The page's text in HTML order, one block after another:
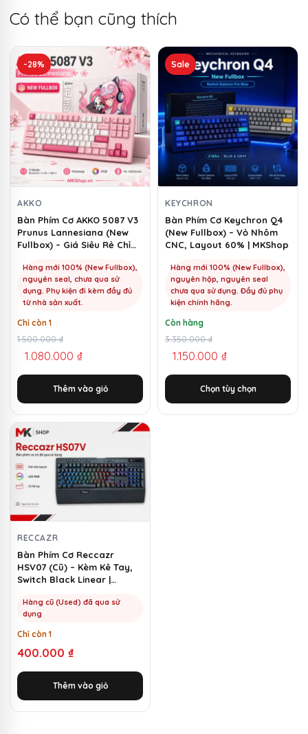
Có thể bạn cũng thích
-28%
AKKO
Bàn Phím Cơ AKKO 5087 V3
Prunus Lannesiana (New
Fullbox) – Giá Siêu Rẻ Chỉ
Hàng mới 100% (New Fullbox),
nguyên seal, chưa qua sử
dụng. Phụ kiện đi kèm đầy đủ
từ nhà sản xuất.
Chỉ còn 1
1.500.000₫
Giá
gốc
là:
1.500.000 ₫.
1.080.000 ₫
Giá
hiện
tại
là:
1.080.000 ₫.
Thêm vào giỏ
Sale
KEYCHRON
Bàn Phím Cơ Keychron Q4
(New Fullbox) – Vỏ Nhôm
CNC, Layout 60% | MKShop
Hàng mới 100% (New Fullbox),
nguyên hộp, nguyên seal
chưa qua sử dụng. Đầy đủ phụ
kiện chính hãng.
Còn hàng
3.350.000₫
Giá
gốc
là:
3.350.000 ₫.
1.150.000 ₫
Giá
hiện
tại
là:
1.150.000 ₫.
Chọn tùy chọn
Sản
phẩm
có
nhiều
biến
thể.
Các
tùy
chọn
có
thể
được
chọn
trên
trang
sản
phẩm
RECCAZR
Bàn Phím Cơ Reccazr
HSV07 (Cũ) – Kèm Kê Tay,
Switch Black Linear |
Hàng cũ (Used) đã qua sử
dụng
Chỉ còn 1
400.000 ₫
Thêm vào giỏ